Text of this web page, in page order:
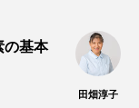
セレン